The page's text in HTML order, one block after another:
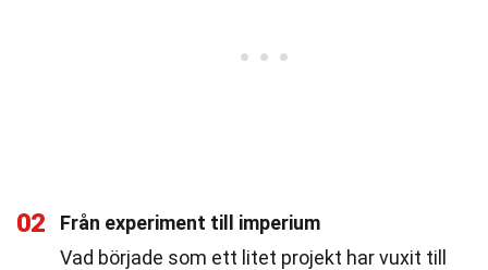
02
Från experiment till imperium
Vad började som ett litet projekt har vuxit till